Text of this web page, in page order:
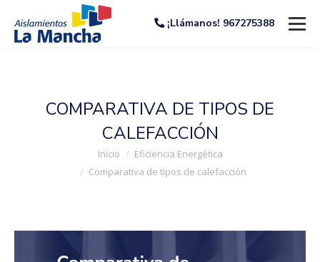
¡Llámanos! 967275388
COMPARATIVA DE TIPOS DE
CALEFACCIÓN
Inicio
Eficiencia Energética
Comparativa de tipos de calefacción